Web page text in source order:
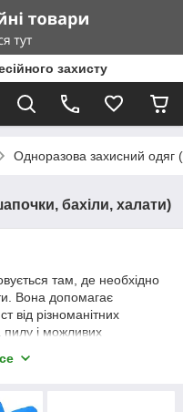
захисту
Одноразова захисний одяг
бахіли, халати)
там, де необхідно
Вона допомагає
від різноманітних
пилу і можливих
стерильних приміщеннях